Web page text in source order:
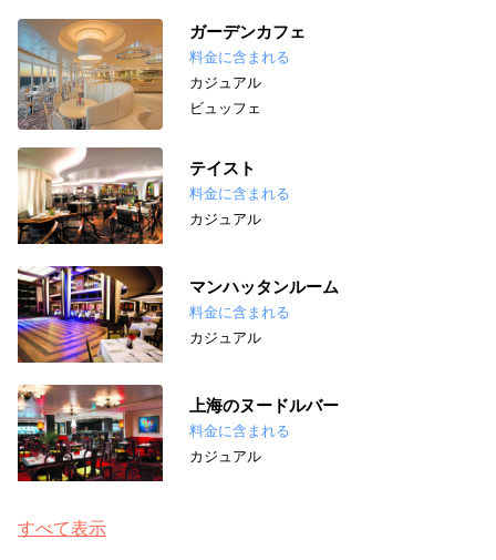
ガーデンカフェ
料金に含まれる
カジュアル
ビュッフェ
テイスト
料金に含まれる
カジュアル
マンハッタンルーム
料金に含まれる
カジュアル
上海のヌードルバー
料金に含まれる
カジュアル
すべて表示